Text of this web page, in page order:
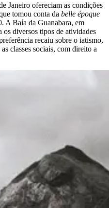
Janeiro ofereciam as condições
tomou conta da belle époque
A Baía da Guanabara, em
os diversos tipos de atividades
recaiu sobre o iatismo,
classes sociais, com direito a